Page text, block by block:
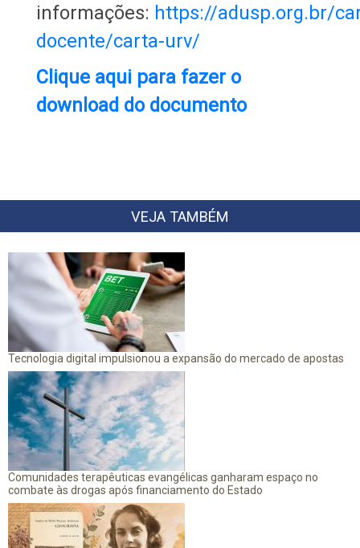
informações: https://adusp.org.br/
docente/carta-urv/
Clique aqui para fazer o
download do documento
VEJA TAMBÉM
Tecnologia digital impulsionou a expansão do mercado de apostas
Comunidades terapêuticas evangélicas ganharam espaço no
combate às drogas após financiamento do Estado